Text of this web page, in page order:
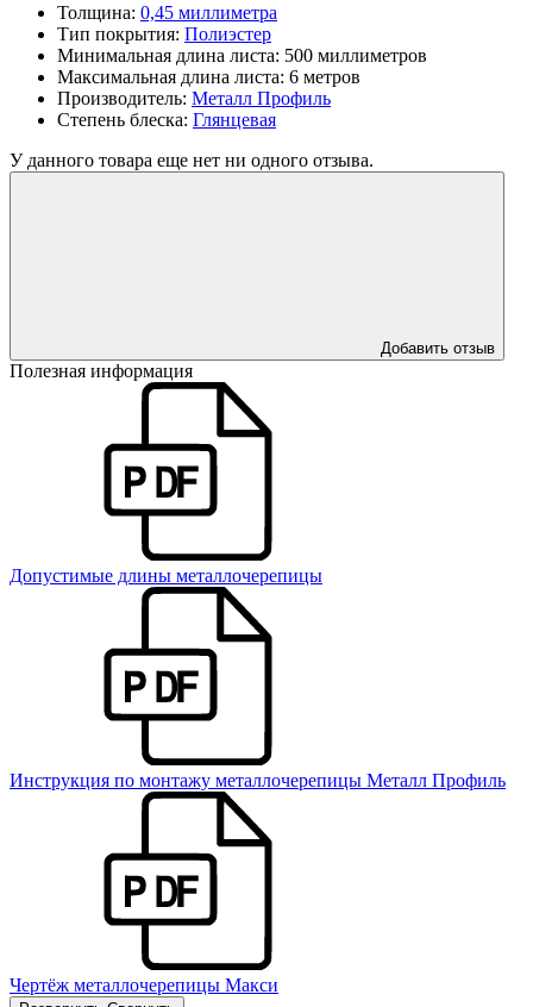
Толщина: 0,45 миллиметра
Тип покрытия: Полиэстер
Минимальная длина листа: 500 миллиметров
Максимальная длина листа: 6 метров
Производитель: Металл Профиль
Степень блеска: Глянцевая
У данного товара еще нет ни одного отзыва.
Добавить отзыв
Полезная информация
Допустимые длины металлочерепицы
Инструкция по монтажу металлочерепицы Металл Профиль
Чертёж металлочерепицы Макси